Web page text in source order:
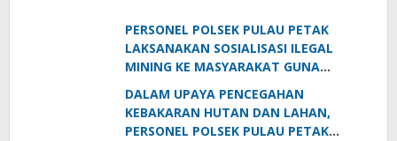
PERSONEL POLSEK PULAU PETAK
LAKSANAKAN SOSIALISASI ILEGAL
MINING KE MASYARAKAT GUNA
WILAYAH KECAMATAN PULAU PETAK
DALAM UPAYA PENCEGAHAN
KEBAKARAN HUTAN DAN LAHAN,
PERSONEL POLSEK PULAU PETAK